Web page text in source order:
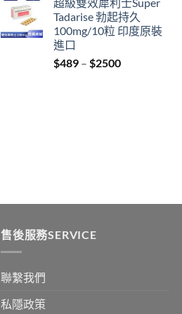
$329
through
$2199
Tadarise 勃起持久
100mg/10粒 印度原裝
進口
$489 – $2500Price
售後服務SERVICE
聯繫我們
私隱政策